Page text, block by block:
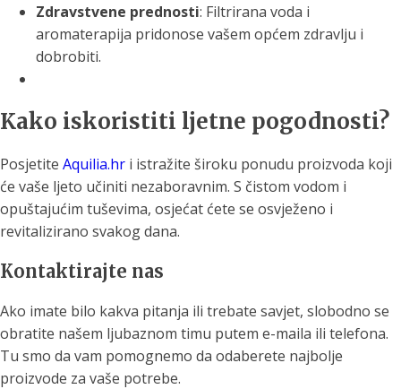
Zdravstvene prednosti: Filtrirana voda i
aromaterapija pridonose vašem općem zdravlju i
dobrobiti.
Kako iskoristiti ljetne pogodnosti?
Posjetite Aquilia.hr i istražite široku ponudu proizvoda koji
će vaše ljeto učiniti nezaboravnim. S čistom vodom i
opuštajućim tuševima, osjećat ćete se osvježeno i
revitalizirano svakog dana.
Kontaktirajte nas
Ako imate bilo kakva pitanja ili trebate savjet, slobodno se
obratite našem ljubaznom timu putem e-maila ili telefona.
Tu smo da vam pomognemo da odaberete najbolje
proizvode za vaše potrebe.